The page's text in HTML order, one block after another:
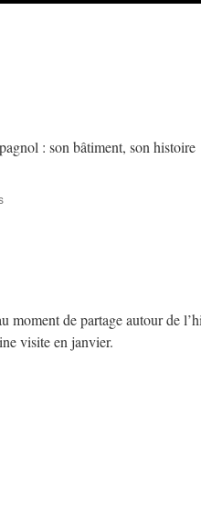
: son bâtiment, son histoire
moment de partage autour de
visite en janvier.